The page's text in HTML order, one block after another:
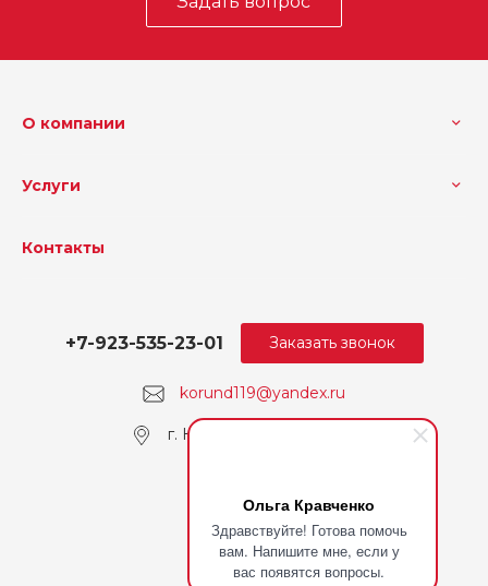
Ольга Кравченко
Здравствуйте! Готова помочь
вам. Напишите мне, если у
вас появятся вопросы.
О компании
Услуги
Контакты
korund119@yandex.ru
+7-923-535-23-01
г. Кемерово, пр. Ленина
Заказать звонок